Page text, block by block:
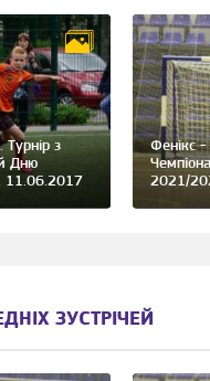
з
Дню
11.06.2017
Фенікс
2021/
ЗУСТРІЧЕЙ